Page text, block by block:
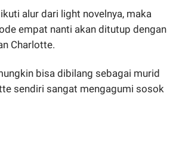
alur dari light novelnya, maka
empat nanti akan ditutup dengan
Charlotte.
bisa dibilang sebagai murid
sendiri sangat mengagumi sosok